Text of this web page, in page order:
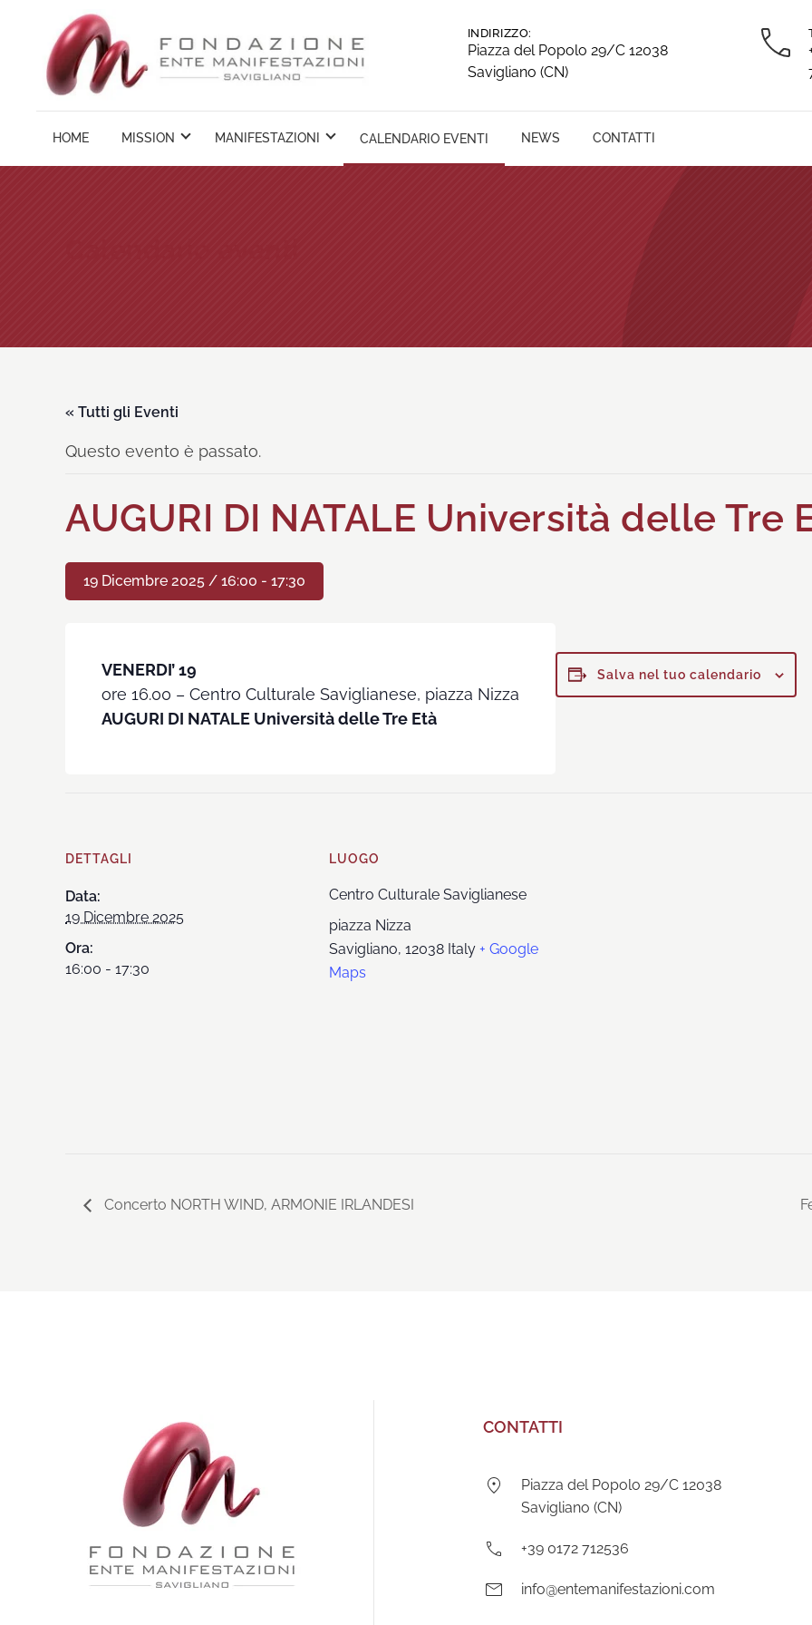
contenuti
INDIRIZZO:
Piazza del Popolo 29/C 12038
Savigliano (CN)
HOME MISSION MANIFESTAZIONI CALENDARIO EVENTI NEWS CONTATTI
« Tutti gli Eventi
Questo evento è passato.
AUGURI DI NATALE Università delle Tre
19 Dicembre 2025 / 16:00 - 17:30
VENERDI’ 19
ore 16.00 – Centro Culturale Saviglianese, piazza Nizza
AUGURI DI NATALE Università delle Tre Età
Salva nel tuo calendario
DETTAGLI
Data:
19 Dicembre 2025
Ora:
16:00 - 17:30
LUOGO
Centro Culturale Saviglianese
piazza Nizza
Savigliano, 12038 Italy + Google
Maps
Concerto NORTH WIND, ARMONIE IRLANDESI
CONTATTI
Indirizzo:
Piazza del Popolo 29/C 12038
Savigliano (CN)
Telefono:
+39 0172 712536
E-
info@entemanifestazioni.com